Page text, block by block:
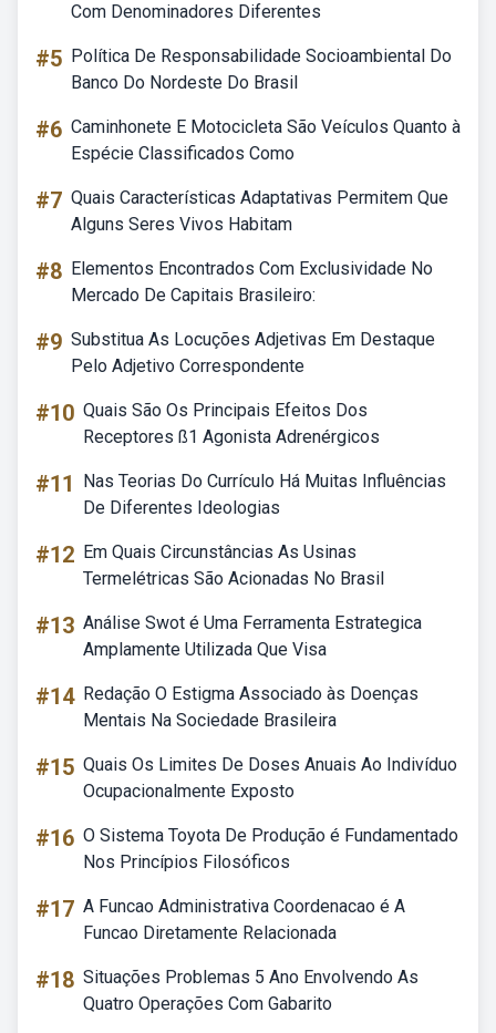
Com Denominadores Diferentes
#5 Política De Responsabilidade Socioambiental Do
Banco Do Nordeste Do Brasil
#6 Caminhonete E Motocicleta São Veículos Quanto à
Espécie Classificados Como
#7 Quais Características Adaptativas Permitem Que
Alguns Seres Vivos Habitam
#8 Elementos Encontrados Com Exclusividade No
Mercado De Capitais Brasileiro:
#9 Substitua As Locuções Adjetivas Em Destaque
Pelo Adjetivo Correspondente
#10 Quais São Os Principais Efeitos Dos
Receptores ß1 Agonista Adrenérgicos
#11
Nas Teorias Do Currículo Há Muitas Influências
De Diferentes Ideologias
#12 Em Quais Circunstâncias As Usinas
Termelétricas São Acionadas No Brasil
#13 Análise Swot é Uma Ferramenta Estrategica
Amplamente Utilizada Que Visa
#14 Redação O Estigma Associado às Doenças
Mentais Na Sociedade Brasileira
#15 Quais Os Limites De Doses Anuais Ao Indivíduo
Ocupacionalmente Exposto
#16 O Sistema Toyota De Produção é Fundamentado
Nos Princípios Filosóficos
#17 A Funcao Administrativa Coordenacao é A
Funcao Diretamente Relacionada
#18 Situações Problemas 5 Ano Envolvendo As
Quatro Operações Com Gabarito